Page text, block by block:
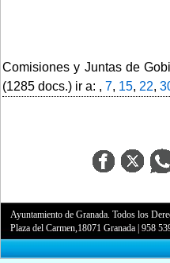
Comisiones y Juntas de
(1285 docs.) ir a: , 7, 15, 22,
Ayuntamiento de Granada. Todos los
Plaza del Carmen,18071 Granada |958